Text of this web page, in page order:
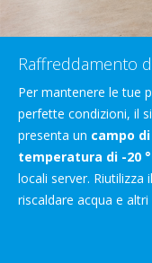
Raffreddamento
Per mantenere le tue
perfette condizioni, il
presenta un campo
temperatura di -20
locali server.
riscaldare acqua e